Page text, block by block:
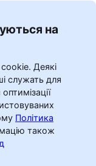
на
Деякі
служать для
Політика
також